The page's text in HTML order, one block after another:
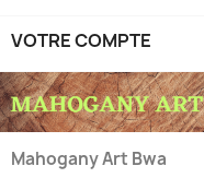
VOTRE COMPTE
Mahogany Art Bwa